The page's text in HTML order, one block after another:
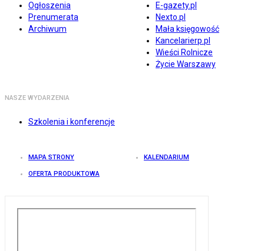
Ogłoszenia
Prenumerata
Archiwum
E-gazety.pl
Nexto.pl
Mała księgowość
Kancelarierp.pl
Wieści Rolnicze
Życie Warszawy
NASZE WYDARZENIA
Szkolenia i konferencje
MAPA STRONY KALENDARIUM
OFERTA PRODUKTOWA